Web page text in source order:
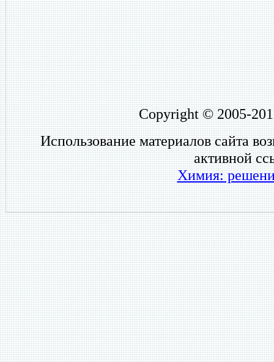
Copyright © 2005-
Использование материалов сайта
активной
Химия: